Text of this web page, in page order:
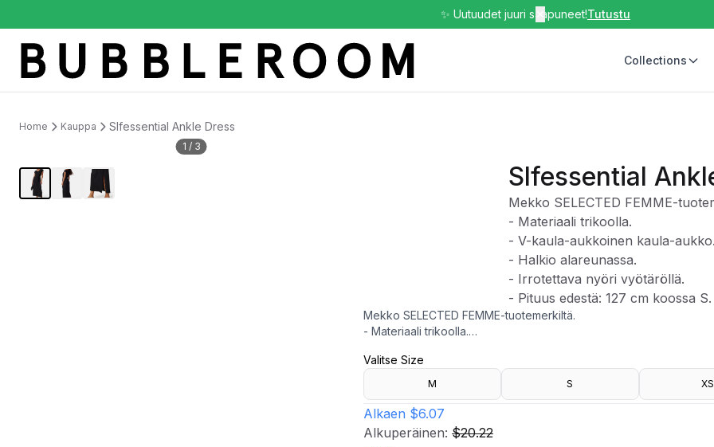
✨ Uutuudet juuri saapuneet!Tutustu
Collections
Home Kauppa Slfessential Ankle Dress
1 / 3
Slfessential
Mekko SELECTED FEMME-
- Materiaali trikoolla.
- V-kaula-aukkoinen kaula-aukko.
- Halkio alareunassa.
- Irrotettava nyöri vyötäröllä.
- Pituus edestä: 127 cm koossa S.
Mekko SELECTED FEMME-tuotemerkiltä.
- Materiaali trikoolla.
- Halkio alareunassa.
- Irrotettava nyöri vyötäröllä.
- Pituus edestä: 127 cm koossa S.
Valitse Size
M S XS
Alkaen $6.07
Alkuperäinen: $20.22